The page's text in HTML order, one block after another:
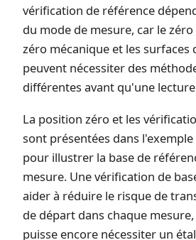
vérification de référence
du mode de mesure, car le
zéro mécanique et les surfaces
peuvent nécessiter des
différentes avant qu'une
La position zéro et les
sont présentées dans
pour illustrer la base de
mesure. Une vérification de
aider à réduire le risque de
de départ dans chaque
puisse encore nécessiter un